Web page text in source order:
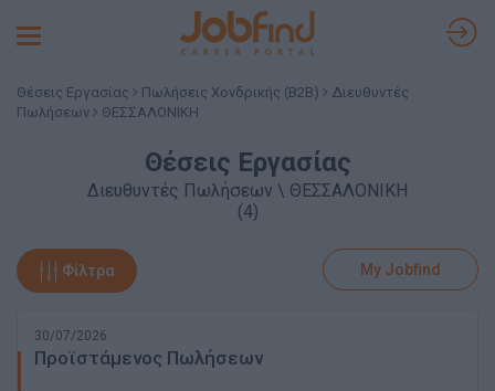
Toggle
Θέσεις Εργασίας Πωλήσεις Χονδρικής (B2B)
Διευθυντές
Πωλήσεων
ΘΕΣΣΑΛΟΝΙΚΗ
Θέσεις Εργασίας
Διευθυντές Πωλήσεων \ ΘΕΣΣΑΛΟΝΙΚΗ
(4)
Φίλτρα My Jobfind
30/07/2026
Προϊστάμενος Πωλήσεων